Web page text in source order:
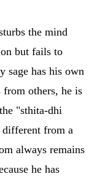
the mind
but fails to
sage has his own
from others, he is
"sthita-dhi
different from a
always remains
he has